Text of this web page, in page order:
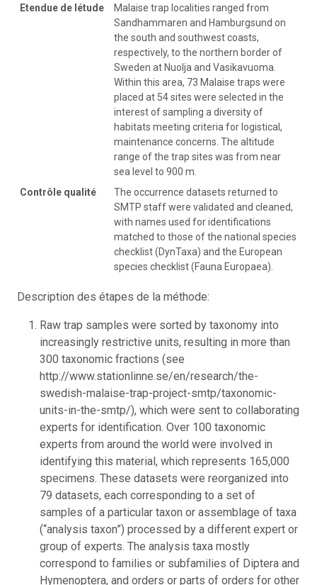
Etendue de létude
Malaise trap localities ranged from
Sandhammaren and Hamburgsund on
the south and southwest coasts,
respectively, to the northern border of
Sweden at Nuolja and Vasikavuoma.
Within this area, 73 Malaise traps were
placed at 54 sites were selected in the
interest of sampling a diversity of
habitats meeting criteria for logistical,
maintenance concerns. The altitude
range of the trap sites was from near
sea level to 900 m.
Contrôle qualité
The occurrence datasets returned to
SMTP staff were validated and cleaned,
with names used for identifications
matched to those of the national species
checklist (DynTaxa) and the European
species checklist (Fauna Europaea).
Description des étapes de la méthode:
Raw trap samples were sorted by taxonomy into
increasingly restrictive units, resulting in more than
300 taxonomic fractions (see
http://www.stationlinne.se/en/research/the-
swedish-malaise-trap-project-smtp/taxonomic-
units-in-the-smtp/), which were sent to collaborating
experts for identification. Over 100 taxonomic
experts from around the world were involved in
identifying this material, which represents 165,000
specimens. These datasets were reorganized into
79 datasets, each corresponding to a set of
samples of a particular taxon or assemblage of taxa
(“analysis taxon”) processed by a different expert or
group of experts. The analysis taxa mostly
correspond to families or subfamilies of Diptera and
Hymenoptera, and orders or parts of orders for other